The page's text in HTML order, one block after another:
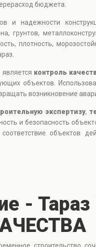
бюджета.
и надежности
грунтов,
плотность,
контроль
объектов.
возникновение
экспертизу,
и безопасность
объектов
-